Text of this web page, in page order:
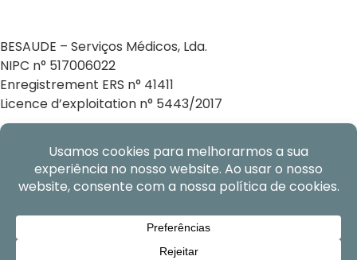
BESAUDE – Serviços Médicos, Lda.
NIPC n° 517006022
Enregistrement ERS n° 41411
Licence d’exploitation n° 5443/2017
Copyright © 2026 Tous droits réservés par Clinica
Luso Espanhola.
Suivez-nous!
Politique de confidentialitéCentres d'arbitrage
By Docwings